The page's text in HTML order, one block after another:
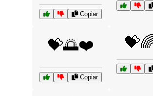
Copiar
💝🌅❤️
Copiar